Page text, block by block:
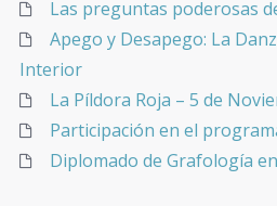
Las preguntas poderosas
Apego y Desapego: La
Interior
La Píldora Roja – 5 de
Participación en el
Diplomado de Grafología